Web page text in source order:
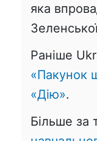
яка
Раніше
«Пакунок
«Дію».
Більше за